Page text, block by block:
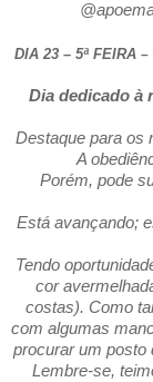
DIA 23 – 5ª FEIRA –
Dia dedicado à
Destaque para os
A
Porém, pode
Está avançando;
Tendo
cor
costas). Como
com algumas
procurar um posto
Lembre-se,